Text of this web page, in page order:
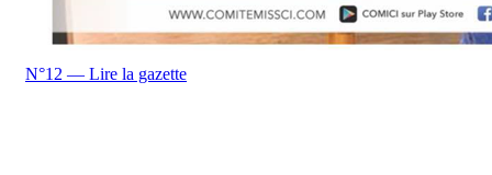
N°12 — Lire la gazette